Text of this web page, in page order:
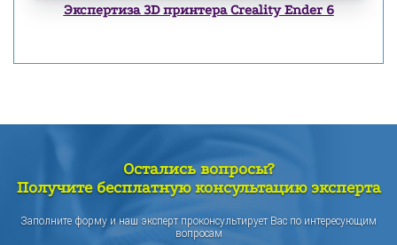
Экспертиза 3D принтера Creality Ender 6
Остались вопросы?
Получите бесплатную консультацию эксперта
Заполните форму и наш эксперт проконсультирует Вас по интересующим
вопросам